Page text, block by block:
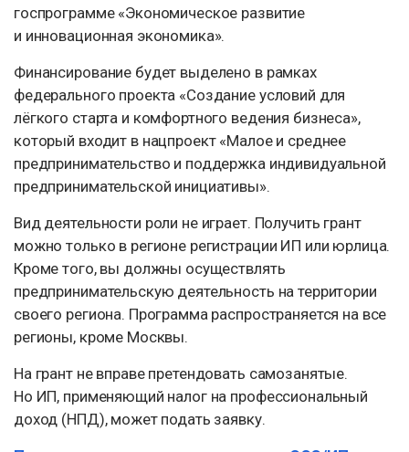
госпрограмме «Экономическое развитие
и инновационная экономика».
Финансирование будет выделено в рамках
федерального проекта «Создание условий для
лёгкого старта и комфортного ведения бизнеса»,
который входит в нацпроект «Малое и среднее
предпринимательство и поддержка индивидуальной
предпринимательской инициативы».
Вид деятельности роли не играет. Получить грант
можно только в регионе регистрации ИП или юрлица.
Кроме того, вы должны осуществлять
предпринимательскую деятельность на территории
своего региона. Программа распространяется на все
регионы, кроме Москвы.
На грант не вправе претендовать самозанятые.
Но ИП, применяющий налог на профессиональный
доход (НПД), может подать заявку.